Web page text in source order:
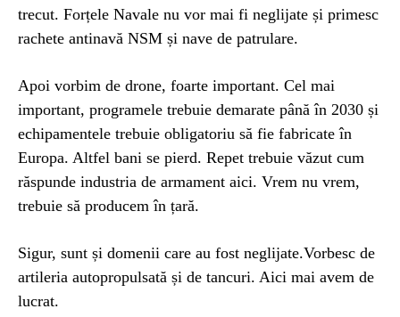
trecut. Forțele Navale nu vor mai fi neglijate și primesc
rachete antinavă NSM și nave de patrulare.
Apoi vorbim de drone, foarte important. Cel mai
important, programele trebuie demarate până în 2030 și
echipamentele trebuie obligatoriu să fie fabricate în
Europa. Altfel bani se pierd. Repet trebuie văzut cum
răspunde industria de armament aici. Vrem nu vrem,
trebuie să producem în țară.
Sigur, sunt și domenii care au fost neglijate.Vorbesc de
artileria autopropulsată și de tancuri. Aici mai avem de
lucrat.